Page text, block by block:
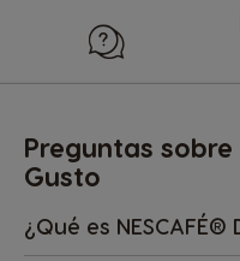
Preguntas sobre
Gusto
¿Qué es NESCAFÉ®